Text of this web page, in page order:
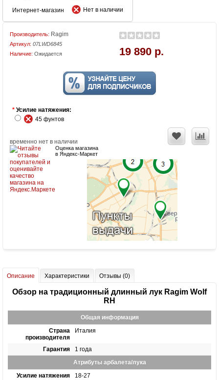
Интернет-магазин Нет в наличии
Производитель: Ragim
Артикул: 07LWD6845
Наличие: Ожидается 19 890 р.
* Усилие натяжения:
45 фунтов
временно нет в наличии
Оценка магазина
в Яндекс-Маркет
Описание Характеристики Отзывы (0)
Обзор на традиционный длинный лук Ragim Wolf
RH
Общая информация
Страна
производителя
Италия
Гарантия
1 года
Атрибуты арбалета/лука
Усилие натяжения
18-27